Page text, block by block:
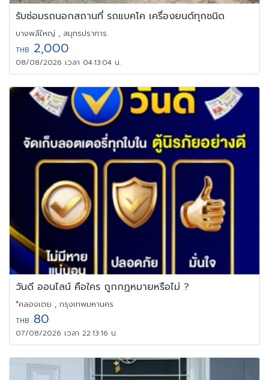
รับซ่อมรถนอกสถานที่ รถแบคโค เครื่องยนต์ทุกชนิด
บางพลีใหญ่ , สมุทรปราการ
THB 2,000
08/08/2026 เวลา 04:13:04 น.
วันดี ออนไลน์ คือใคร ถูกกฏหมายหรือไม่ ?
*คลองเตย , กรุงเทพมหานคร
THB 80
07/08/2026 เวลา 22:13:16 น.